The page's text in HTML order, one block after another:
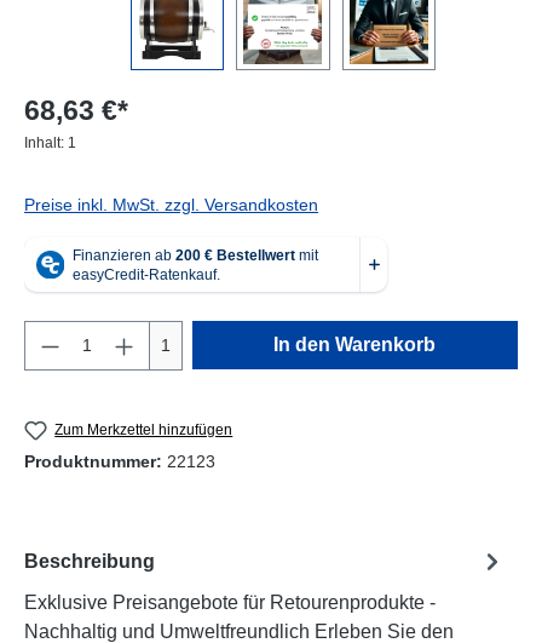
68,63 €*
Inhalt: 1
Preise inkl. MwSt. zzgl. Versandkosten
Produkt Anzahl: Gib den gewünschten
1 In den Warenkorb
Zum Merkzettel hinzufügen
Produktnummer: 22123
Beschreibung
Exklusive Preisangebote für Retourenprodukte -
Nachhaltig und Umweltfreundlich Erleben Sie den